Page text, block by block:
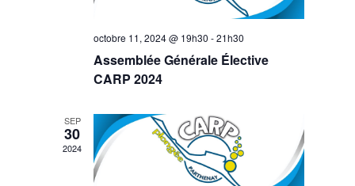
octobre 11, 2024 @ 19h30 -21h30
Assemblée Générale Élective
CARP 2024
SEP
30
2024